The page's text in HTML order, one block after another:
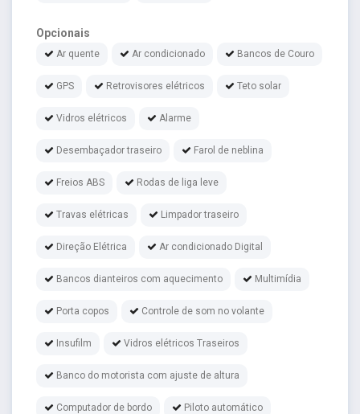
Opcionais
Ar quente Ar condicionado Bancos de Couro
GPS Retrovisores elétricos Teto solar
Vidros elétricos Alarme
Desembaçador traseiro Farol de neblina
Freios ABS Rodas de liga leve
Travas elétricas Limpador traseiro
Direção Elétrica Ar condicionado Digital
Bancos dianteiros com aquecimento Multimídia
Porta copos Controle de som no volante
Insufilm Vidros elétricos Traseiros
Banco do motorista com ajuste de altura
Computador de bordo Piloto automático